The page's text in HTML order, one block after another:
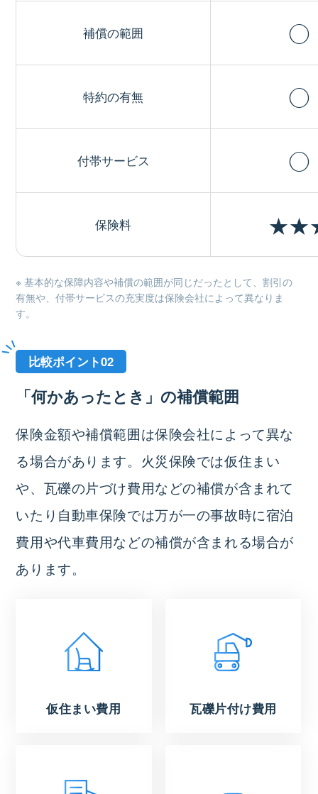
補償の範囲 ◯
特約の有無 ◯
付帯サービス ◯
保険料
※ 基本的な保障内容や補償の範囲が同じだったとして、割引の
有無や、付帯サービスの充実度は保険会社によって異なりま
す。
比較ポイント02
「何かあったとき」の補償範囲
保険金額や補償範囲は保険会社によって異な
る場合があります。火災保険では仮住まい
や、瓦礫の片づけ費用などの補償が含まれて
いたり自動車保険では万が一の事故時に宿泊
費用や代車費用などの補償が含まれる場合が
あります。
仮住まい費用 瓦礫片付け費用